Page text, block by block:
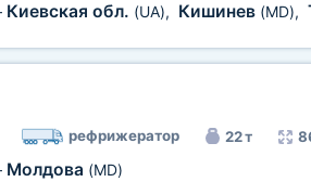
Киевская обл. (UA), Кишинев (MD),
рефрижератор 22 т
Молдова (MD)